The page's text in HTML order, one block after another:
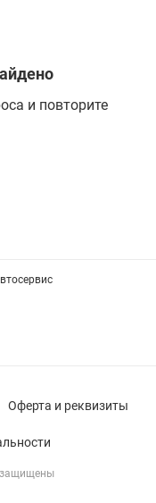
и повторите
защищены
Оферта и реквизиты